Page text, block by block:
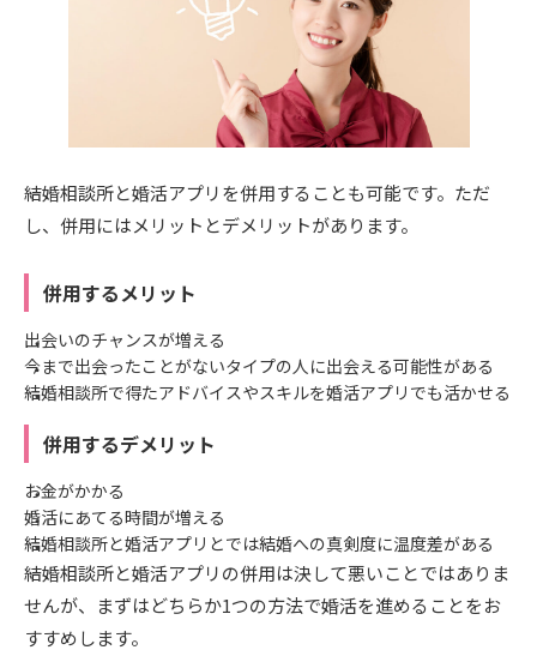
結婚相談所と婚活アプリを併用することも可能です。ただ
し、併用にはメリットとデメリットがあります。
併用するメリット
出会いのチャンスが増える
今まで出会ったことがないタイプの人に出会える可能性がある
結婚相談所で得たアドバイスやスキルを婚活アプリでも活かせる
併用するデメリット
お金がかかる
婚活にあてる時間が増える
結婚相談所と婚活アプリとでは結婚への真剣度に温度差がある
結婚相談所と婚活アプリの併用は決して悪いことではありま
せんが、まずはどちらか1つの方法で婚活を進めることをお
すすめします。